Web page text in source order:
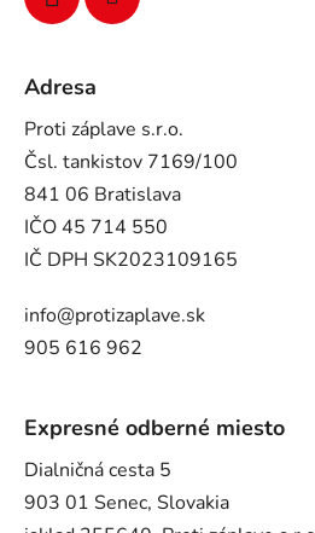
Adresa
Proti záplave s.r.o.
Čsl. tankistov 7169/100
841 06 Bratislava
IČO 45 714 550
IČ DPH SK2023109165
info@protizaplave.sk
905 616 962
Expresné odberné miesto
Dialničná cesta 5
903 01 Senec, Slovakia